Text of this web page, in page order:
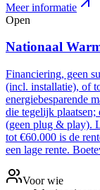
Meer informatie
Open
Nationaal
Financiering, geen
(incl. installatie), of
energiebesparende
die tegelijk plaatsen;
(geen plug & play).
tot €60.000 is de
een lage rente.
Voor wie